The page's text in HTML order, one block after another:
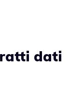
dati